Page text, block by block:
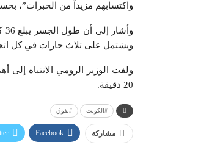
واكتسابهم مزيداً من الخبرات”،
ويشتمل على ثلاث حارات في كل
ولفت الوزير الرومي الانتباه إلى
20 دقيقة.
#الكويت #تفوق
مشاركة Facebook